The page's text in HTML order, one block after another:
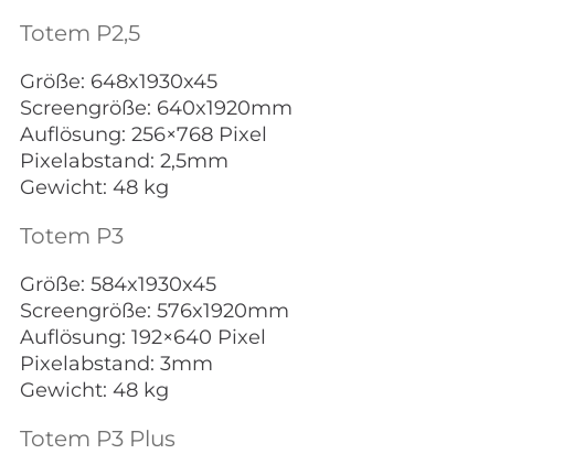
Totem P2,5
Größe: 648x1930x45
Screengröße: 640x1920mm
Auflösung: 256×768 Pixel
Pixelabstand: 2,5mm
Gewicht: 48 kg
Totem P3
Größe: 584x1930x45
Screengröße: 576x1920mm
Auflösung: 192×640 Pixel
Pixelabstand: 3mm
Gewicht: 48 kg
Totem P3 Plus